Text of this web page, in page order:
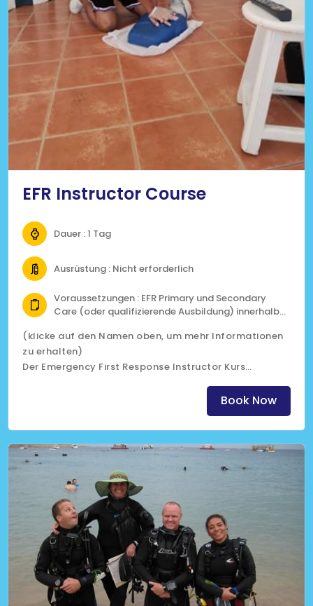
EFR Instructor Course
Dauer : 1 Tag
Ausrüstung : Nicht erforderlich
Voraussetzungen : EFR Primary und Secondary
Care (oder qualifizierende Ausbildung) innerhalb
18 Jahre alt
(klicke auf den Namen oben, um mehr Informationen
zu erhalten)
Der Emergency First Response Instructor Kurs
Book Now